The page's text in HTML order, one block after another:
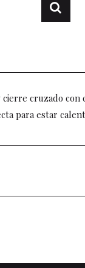
cruzado con
para estar